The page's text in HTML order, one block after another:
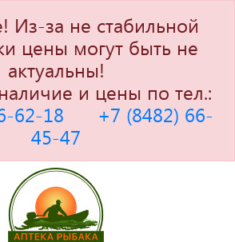
Из-за не стабильной
цены могут быть не
актуальны!
и цены по тел.:
62-18
+7 (8482) 66-
45-47